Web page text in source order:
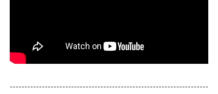
--------------------------------------------------------------------